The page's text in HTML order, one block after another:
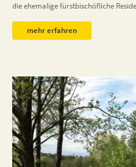
die ehemalige fürstbischöfliche
mehr erfahren